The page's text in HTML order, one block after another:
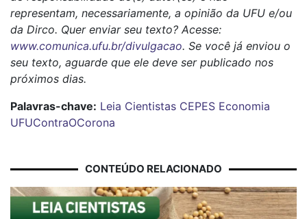
representam, necessariamente, a opinião da UFU e/ou
da Dirco. Quer enviar seu texto? Acesse:
www.comunica.ufu.br/divulgacao. Se você já enviou o
seu texto, aguarde que ele deve ser publicado nos
próximos dias.
Palavras-chave: Leia Cientistas CEPES Economia
UFUContraOCorona
CONTEÚDO RELACIONADO